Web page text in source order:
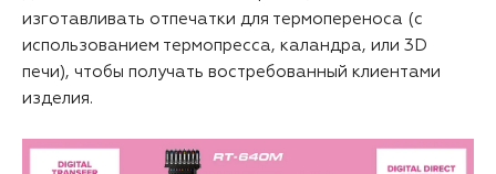
изготавливать отпечатки для термопереноса (с
использованием термопресса, каландра, или 3D
печи), чтобы получать востребованный клиентами
изделия.